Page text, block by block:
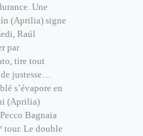
Une
(Aprilia) signe
Raúl
par
tire tout
justesse…
s’évapore en
(Aprilia)
Bagnaia
tour. Le double